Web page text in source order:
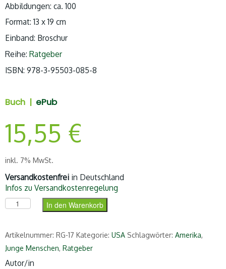
Abbildungen: ca. 100
Format: 13 x 19 cm
Einband: Broschur
Reihe: Ratgeber
ISBN: 978-3-95503-085-8
Buch | ePub
15,55 €
inkl. 7% MwSt.
Versandkostenfrei in Deutschland
Infos zu Versandkostenregelung
Au Pair in den USA Menge
In den Warenkorb
Artikelnummer: RG-17 Kategorie: USA Schlagwörter: Amerika,
Junge Menschen, Ratgeber
Autor/in